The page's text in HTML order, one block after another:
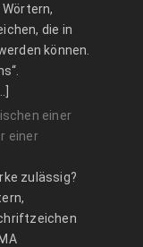
die in
können.
einer
einer
zulässig?